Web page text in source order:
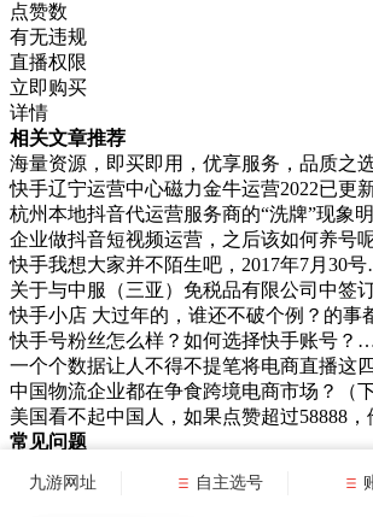
点赞数
有无违规
直播权限
立即购买
详情
相关文章推荐
海量资源，即买即用，优享服务，品质之
快手辽宁运营中心磁力金牛运营2022已更
杭州本地抖音代运营服务商的“洗牌”现象
企业做抖音短视频运营，之后该如何养号
快手我想大家并不陌生吧，2017年7月30
关于与中服（三亚）免税品有限公司中签
快手小店 大过年的，谁还不破个例？的事
快手号粉丝怎么样？如何选择快手账号？
一个个数据让人不得不提笔将电商直播这
中国物流企业都在争食跨境电商市场？（
美国看不起中国人，如果点赞超过58888
常见问题
杭州本地抖音代运营服务商的“洗牌”现
九游网址 自主选号